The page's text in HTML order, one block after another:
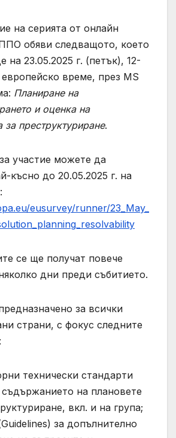
на серията от онлайн
обяви следващото, което
на 23.05.2025 г. (петък), 12-
време, през MS
Планиране на
и оценка на
за преструктуриране.
участие можете да
късно до 20.05.2025 г. на
eusurvey/runner/23_May_
се ще получат повече
дни преди събитието.
за всички
страни, с фокус следните
технически стандарти
съдържанието на плановете
вкл. и на група;
за допълнително